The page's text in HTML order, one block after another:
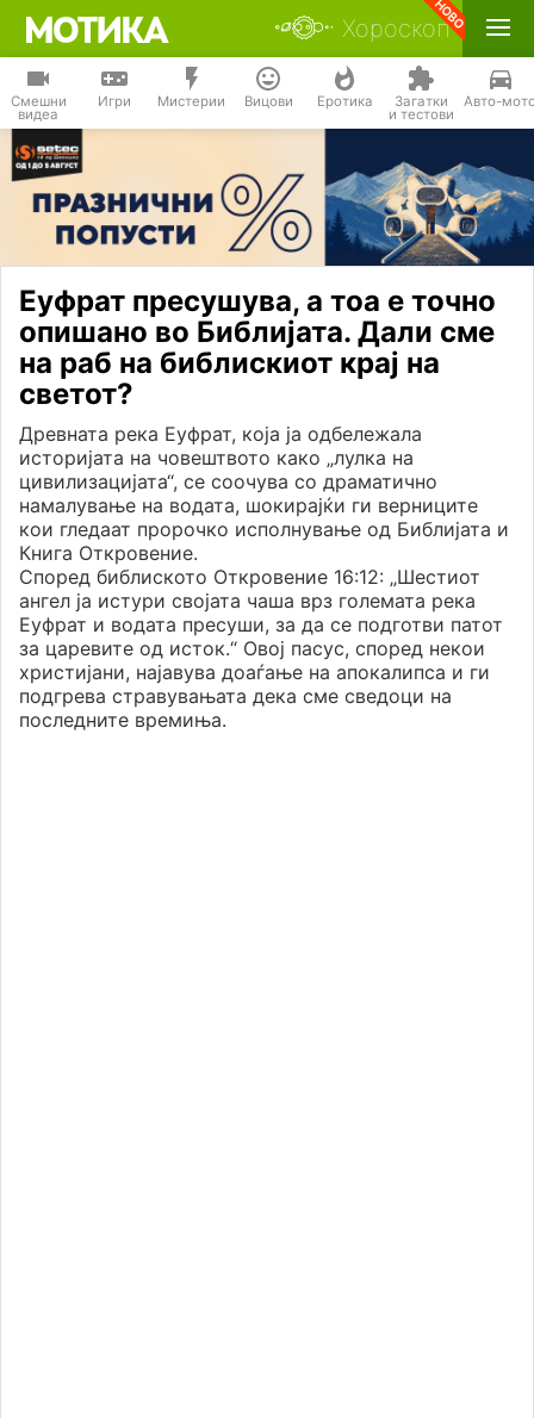
Хороскоп
Смешни
видеа
Игри Мистерии Вицови Еротика Загатки
и тестови
Авто-
Еуфрат пресушува, а тоа е точно
опишано во Библијата. Дали сме
на раб на библискиот крај на
светот?
Древната река Еуфрат, која ја одбележала
историјата на човештвото како „лулка на
цивилизацијата“, се соочува со драматично
намалување на водата, шокирајќи ги верниците
кои гледаат пророчко исполнување од Библијата и
Книга Откровение.
Според библиското Откровение 16:12: „Шестиот
ангел ја истури својата чаша врз големата река
Еуфрат и водата пресуши, за да се подготви патот
за царевите од исток.“ Овој пасус, според некои
христијани, најавува доаѓање на апокалипса и ги
подгрева стравувањата дека сме сведоци на
последните времиња.